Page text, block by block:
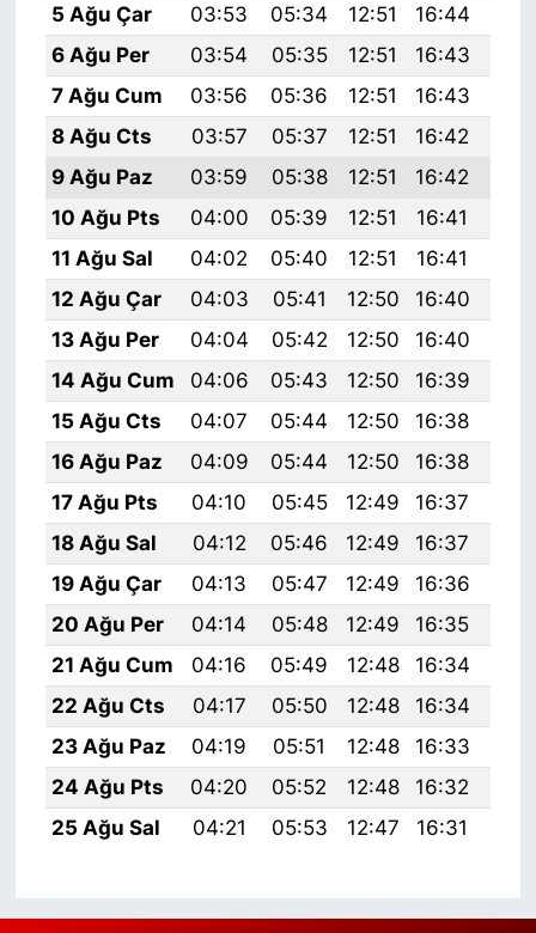
5 Ağu Çar
03:53 05:34 12:51 16:44
6 Ağu Per
03:54 05:35 12:51 16:43
7 Ağu Cum
03:56 05:36 12:51 16:43
8 Ağu Cts
03:57 05:37 12:51 16:42
9 Ağu Paz
03:59 05:38 12:51 16:42
10 Ağu Pts
04:00 05:39 12:51 16:41
11 Ağu Sal
04:02 05:40 12:51 16:41
12 Ağu Çar
04:03 05:41 12:50 16:40
13 Ağu Per
04:04 05:42 12:50 16:40
14 Ağu Cum
04:06 05:43 12:50 16:39
15 Ağu Cts
04:07 05:44 12:50 16:38
16 Ağu Paz
04:09 05:44 12:50 16:38
17 Ağu Pts
04:10 05:45 12:49 16:37
18 Ağu Sal
04:12 05:46 12:49 16:37
19 Ağu Çar
04:13 05:47 12:49 16:36
20 Ağu Per
04:14 05:48 12:49 16:35
21 Ağu Cum
04:16 05:49 12:48 16:34
22 Ağu Cts
04:17 05:50 12:48 16:34
23 Ağu Paz
04:19 05:51 12:48 16:33
24 Ağu Pts
04:20 05:52 12:48 16:32
25 Ağu Sal
04:21 05:53 12:47 16:31